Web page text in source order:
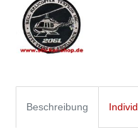
Beschreibung